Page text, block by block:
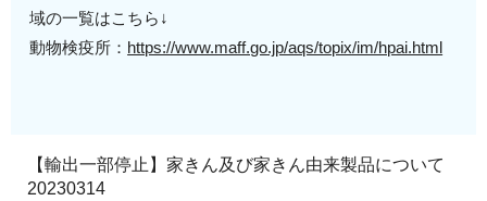
域の一覧はこちら↓
動物検疫所： https://www.maff.go.jp/aqs/topix/im/hpai.html
【輸出一部停止】家きん及び家きん由来製品について
20230314